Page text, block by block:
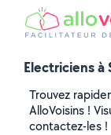
Electriciens
Trouvez
AlloVoisins !
contactez-les !